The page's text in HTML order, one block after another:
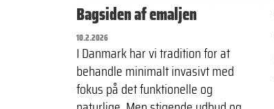
Bagsiden af emaljen
10.2.2026
I Danmark har vi tradition for at
behandle minimalt invasivt med
fokus på det funktionelle og